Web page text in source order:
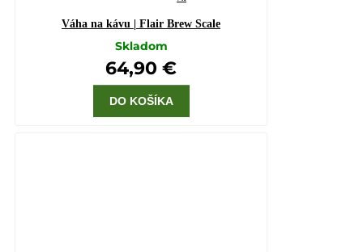
Váha na kávu | Flair Brew Scale
Skladom
64,90 €
DO KOŠÍKA